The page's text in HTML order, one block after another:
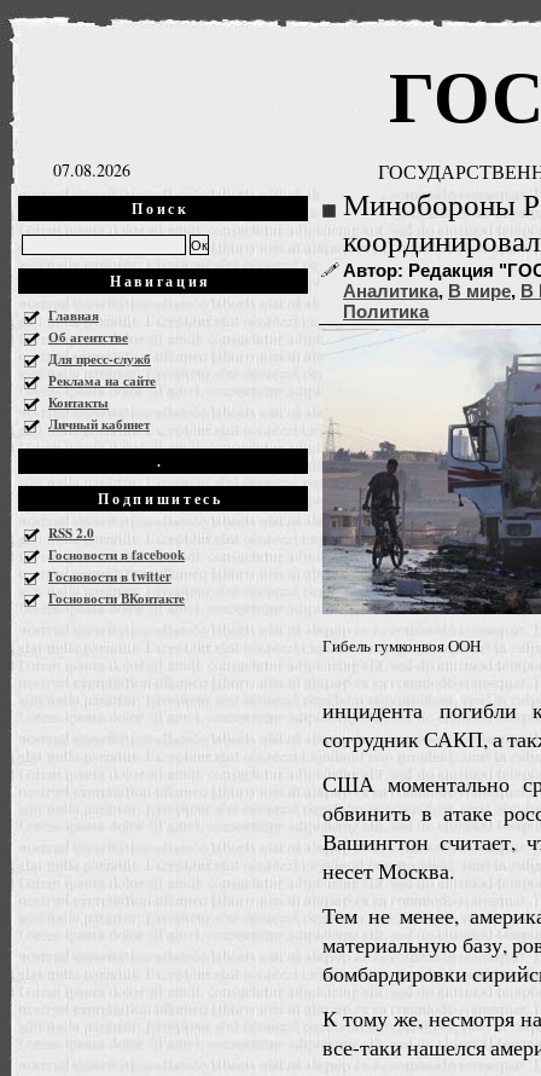
07.08.2026
Поиск
Навигация
Главная
Об агентстве
Для пресс-служб
Реклама на сайте
Контакты
Личный кабинет
.
Подпишитесь
RSS 2.0
Госновости в facebook
Госновости в twitter
Госновости ВКонтакте
Минобороны
Автор: Редакция
Аналитика, В мире, В
Политика
Гибель гумконвоя ООН
инцидента
сотрудник САКП, а
США моментально
обвинить в атаке
Вашингтон считает,
несет Москва.
Тем не менее,
материальную базу,
бомбардировки
К тому же, несмотря
все-таки нашелся